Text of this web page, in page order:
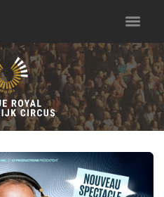
Toggle
navigation